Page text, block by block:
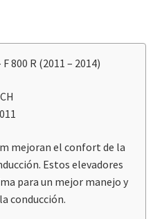
F 800 R (2011 – 2014)
mejoran el confort de la
Estos elevadores
para un mejor manejo y
conducción.